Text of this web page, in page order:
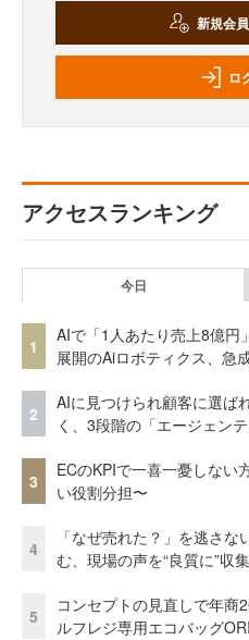
新規会
ロ
アクセスランキング
今日
1
AIで「1人あたり売上8億円
展開のAiロボティクス、急
2
AIに見つけられ顧客に選ば
く、3段階の「エージェン
3
ECのKPIで一喜一憂しない
い役割分担〜
4
「なぜ売れた？」を逃さ
む、現場の声を“良質に”収
5
コンセプトの見直しで年
ルフレジ専用エコバッグ